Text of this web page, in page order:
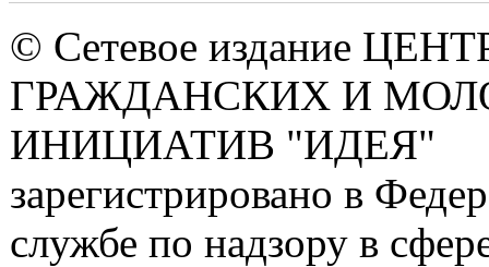
© Сетевое издание
ГРАЖДАНСКИХ И
ИНИЦИАТИВ "ИДЕЯ"
зарегистрировано в
службе по надзору в